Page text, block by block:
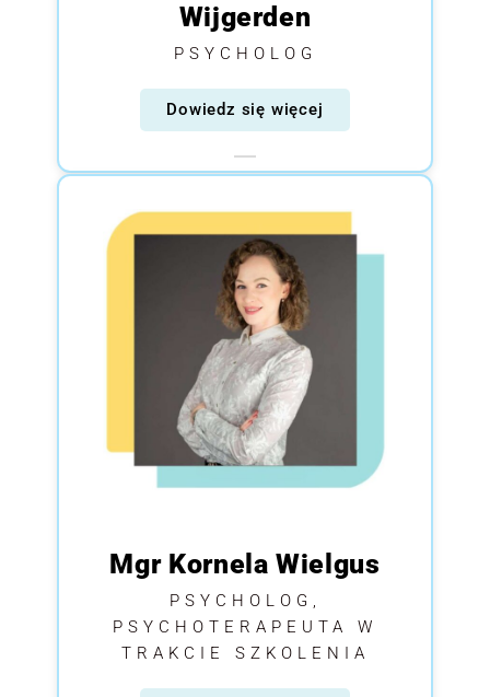
Wijgerden
PSYCHOLOG
Dowiedz się więcej
Mgr Kornela Wielgus
PSYCHOLOG,
PSYCHOTERAPEUTA W
TRAKCIE SZKOLENIA